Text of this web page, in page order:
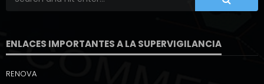
ENLACES IMPORTANTES A LA SUPERVIGILANCIA
RENOVA